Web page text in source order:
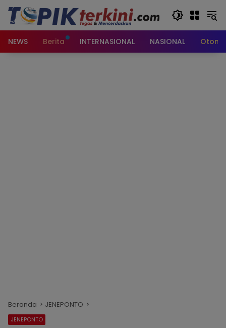
Langsung
konten
NEWS
Berita INTERNASIONAL NASIONAL
Beranda JENEPONTO
JENEPONTO